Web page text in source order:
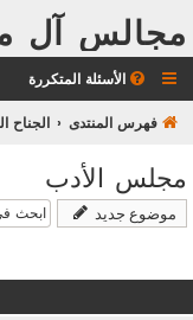
مجالس آل
الأسئلة المتكررة
فهرس المنتدى الجناح
مجلس الأدب
موضوع جديد